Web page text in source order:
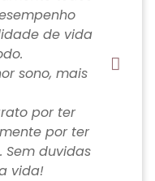
de vida
sono, mais
por ter
por ter
Sem duvidas
vida!